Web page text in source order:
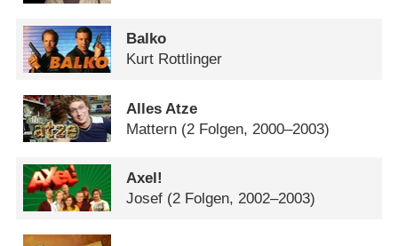
Balko
Kurt Rottlinger
Alles Atze
Mattern (2 Folgen, 2000–2003)
Axel!
Josef (2 Folgen, 2002–2003)